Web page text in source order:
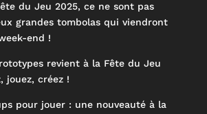
du Jeu 2025, ce ne sont pas
grandes tombolas qui viendront
end !
revient à la Fête du Jeu
jouez, créez !
pour jouer : une nouveauté à la